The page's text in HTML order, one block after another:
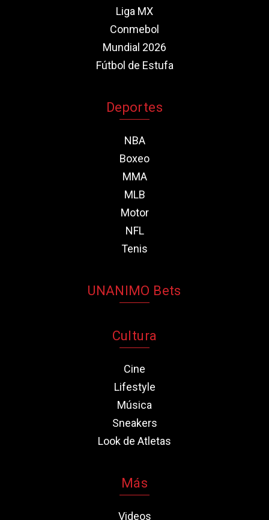
Liga MX
Conmebol
Mundial 2026
Fútbol de Estufa
Deportes
NBA
Boxeo
MMA
MLB
Motor
NFL
Tenis
UNANIMO Bets
Cultura
Cine
Lifestyle
Música
Sneakers
Look de Atletas
Más
Videos